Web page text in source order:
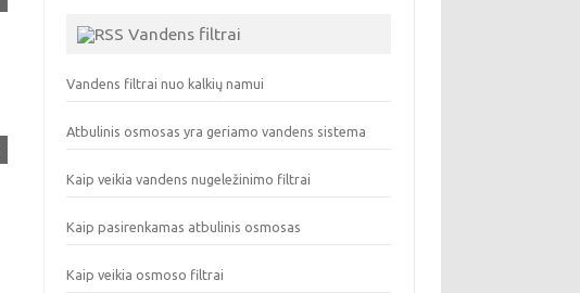
Vandens filtrai
Vandens filtrai nuo kalkių namui
Atbulinis osmosas yra geriamo vandens sistema
Kaip veikia vandens nugeležinimo filtrai
Kaip pasirenkamas atbulinis osmosas
Kaip veikia osmoso filtrai